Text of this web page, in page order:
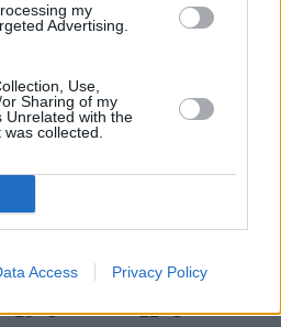
my
Advertising.
Use,
Sharing of my
Unrelated with the
collected.
Access Privacy Policy
Detroitissa
lämpötila toukokuussa.
lämpötila
lämpötila
14 ℃
22 ℃
13 ℃
21 ℃